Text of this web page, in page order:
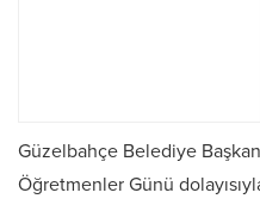
Güzelbahçe Belediye
Öğretmenler Günü